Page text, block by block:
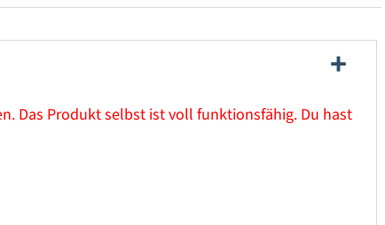
Das Produkt selbst ist voll funktionsfähig. Du hast